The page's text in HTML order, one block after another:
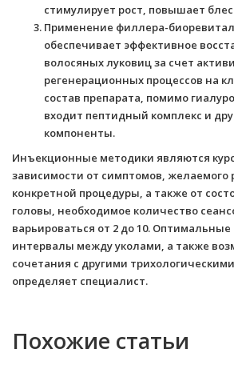
стимулирует рост, повышает
Применение филлера-
обеспечивает эффективное
волосяных луковиц за счет
регенерационных процессов на
состав препарата, помимо
входит пептидный комплекс и
компоненты.
Инъекционные методики являются
зависимости от симптомов, желаемого
конкретной процедуры, а также от
головы, необходимое количество
варьироваться от 2 до 10.
интервалы между уколами, а также
сочетания с другими
определяет специалист.
Похожие статьи